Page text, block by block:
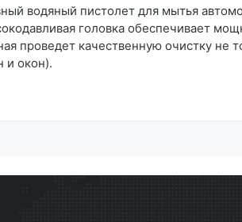
водяный пистолет для мытья
головка обеспечивает
проведет качественную очистку не
и окон).